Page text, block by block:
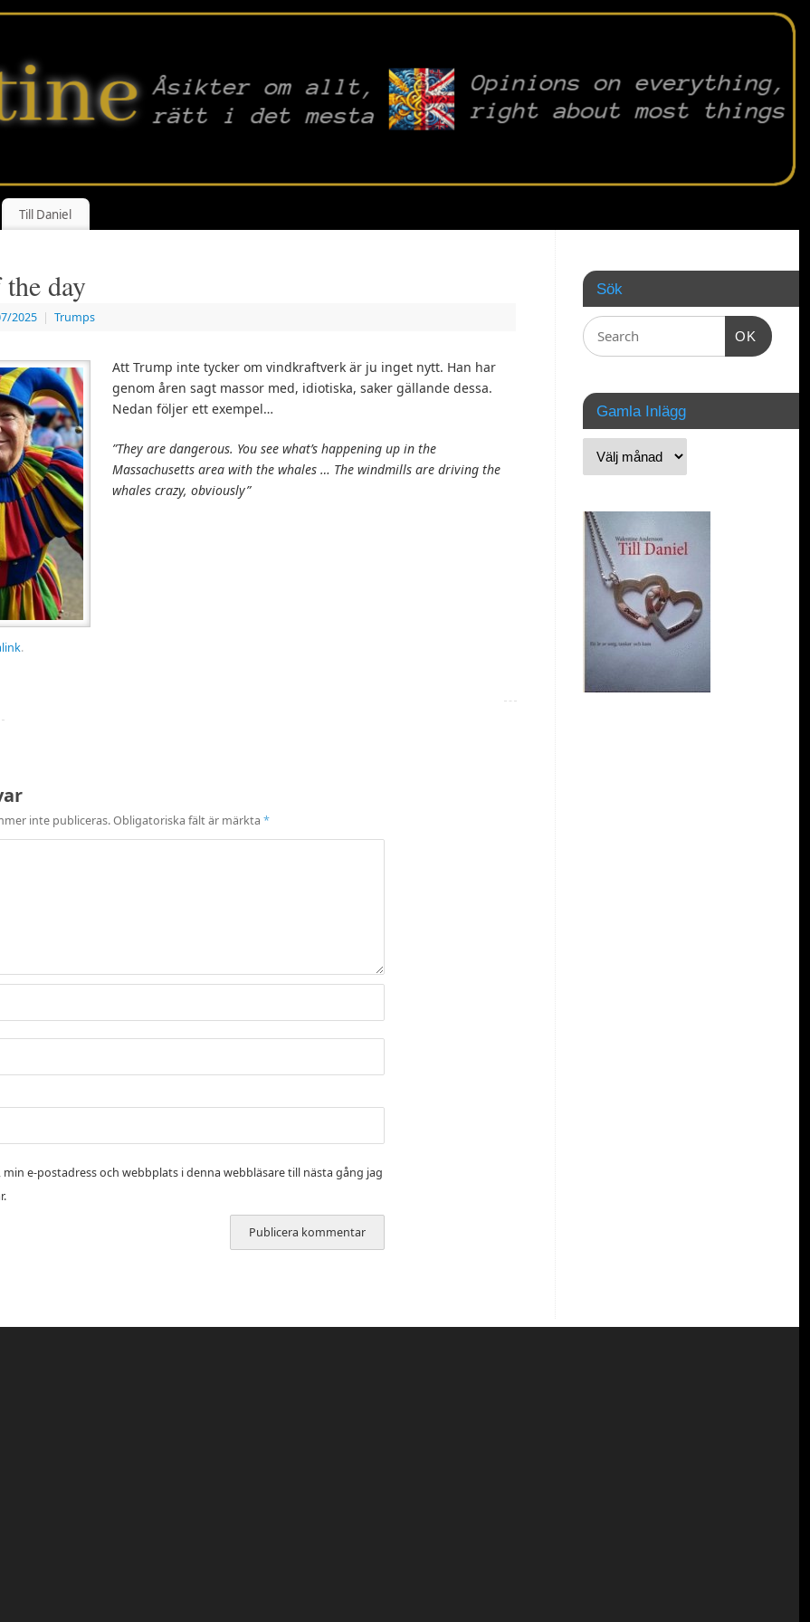
Till Daniel
day
2025 | Trumps
Att Trump inte tycker om vindkraftverk är ju inget nytt. Han har
genom åren sagt massor med, idiotiska, saker gällande dessa.
Nedan följer ett exempel…
”They are dangerous. You see what’s happening up in the
Massachusetts area with the whales … The windmills are driving the
whales crazy, obviously”
.
inte publiceras.Obligatoriska fält är märkta *
e-postadress och webbplats i denna webbläsare till nästa gång jag
Sök
OK
Gamla Inlägg